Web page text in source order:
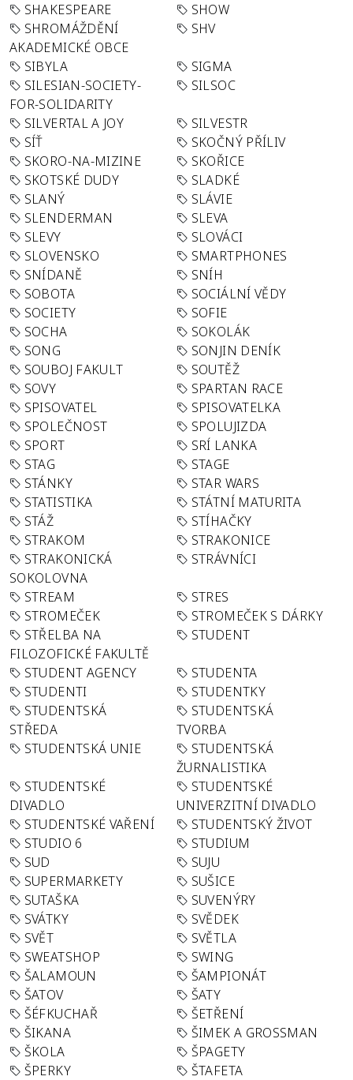
SHAKESPEARE
SHOW
SHROMÁŽDĚNÍ
AKADEMICKÉ OBCE
SHV
SIBYLA
SIGMA
SILESIAN-SOCIETY-
FOR-SOLIDARITY
SILSOC
SILVERTAL A JOY
SILVESTR
SÍŤ
SKOČNÝ PŘÍLIV
SKORO-NA-MIZINE
SKOŘICE
SKOTSKÉ DUDY
SLADKÉ
SLANÝ
SLÁVIE
SLENDERMAN
SLEVA
SLEVY
SLOVÁCI
SLOVENSKO
SMARTPHONES
SNÍDANĚ
SNÍH
SOBOTA
SOCIÁLNÍ VĚDY
SOCIETY
SOFIE
SOCHA
SOKOLÁK
SONG
SONJIN DENÍK
SOUBOJ FAKULT
SOUTĚŽ
SOVY
SPARTAN RACE
SPISOVATEL
SPISOVATELKA
SPOLEČNOST
SPOLUJIZDA
SPORT
SRÍ LANKA
STAG
STAGE
STÁNKY
STAR WARS
STATISTIKA
STÁTNÍ MATURITA
STÁŽ
STÍHAČKY
STRAKOM
STRAKONICE
STRAKONICKÁ
SOKOLOVNA
STRÁVNÍCI
STREAM
STRES
STROMEČEK
STROMEČEK S DÁRKY
STŘELBA NA
FILOZOFICKÉ FAKULTĚ
STUDENT
STUDENT AGENCY
STUDENTA
STUDENTI
STUDENTKY
STUDENTSKÁ
STŘEDA
STUDENTSKÁ
TVORBA
STUDENTSKÁ UNIE
STUDENTSKÁ
ŽURNALISTIKA
STUDENTSKÉ
DIVADLO
STUDENTSKÉ
UNIVERZITNÍ DIVADLO
STUDENTSKÉ VAŘENÍ
STUDENTSKÝ ŽIVOT
STUDIO 6
STUDIUM
SUD
SUJU
SUPERMARKETY
SUŠICE
SUTAŠKA
SUVENÝRY
SVÁTKY
SVĚDEK
SVĚT
SVĚTLA
SWEATSHOP
SWING
ŠALAMOUN
ŠAMPIONÁT
ŠATOV
ŠATY
ŠÉFKUCHAŘ
ŠETŘENÍ
ŠIKANA
ŠIMEK A GROSSMAN
ŠKOLA
ŠPAGETY
ŠPERKY
ŠTAFETA